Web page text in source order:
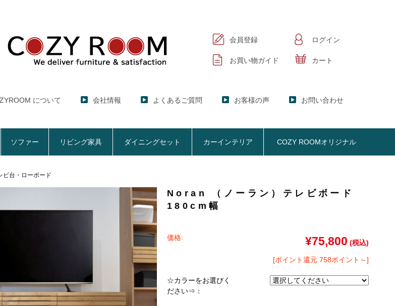
会員登録 ログイン
お買い物ガイド カート
について 会社情報 よくあるご質問 お客様の声 お問い合わせ
ジラック
レンジ台
収納可能
サイズで選ぶ
ロータイプレンジ台
ハイタイプレンジ台
納家具
LASCO】レンジ台
】テレビ台・リビング収納
ードローブ
リムラック
ニングテーブル
【BOOKER】ブックシェルフ
【SUNNY】サニタリー収納
【Pittaly】耐震上置きラック
【Idea】デスク
【PORTIER】&【LASCO】シューズボック
ス
【Wickei】チェスト
【Carina】アコーディオンドア
ソファー
ー
ー
ソファー
素材で選ぶ
合皮ソファー
ファブリックソファー
本革ソファー
リビング家具
上置きラック
サニタリー収納ラック
アコーディオンドア
デスク・デスクワゴン
タワー tower（山崎実業）
扉式カウンター下ラック
ダイニングセット
ト
オーダーダイニングテーブル
カーインテリア
選ぶ
シートテーブル
【標準幅用】テレビスタンド
COZY ROOMオリジナル
ない！COZY ROOMオリジナル家具
てスッキリ収納
狭いキッチンのお悩み解決
【COOKING ASSISTANT】
ビ台・ローボード
Noran （ノーラン）テレビボード
180cm幅
価格: ¥75,800 (税込)
[ポイント還元 758ポイント～]
☆カラーをお選びく
ださい⇒：